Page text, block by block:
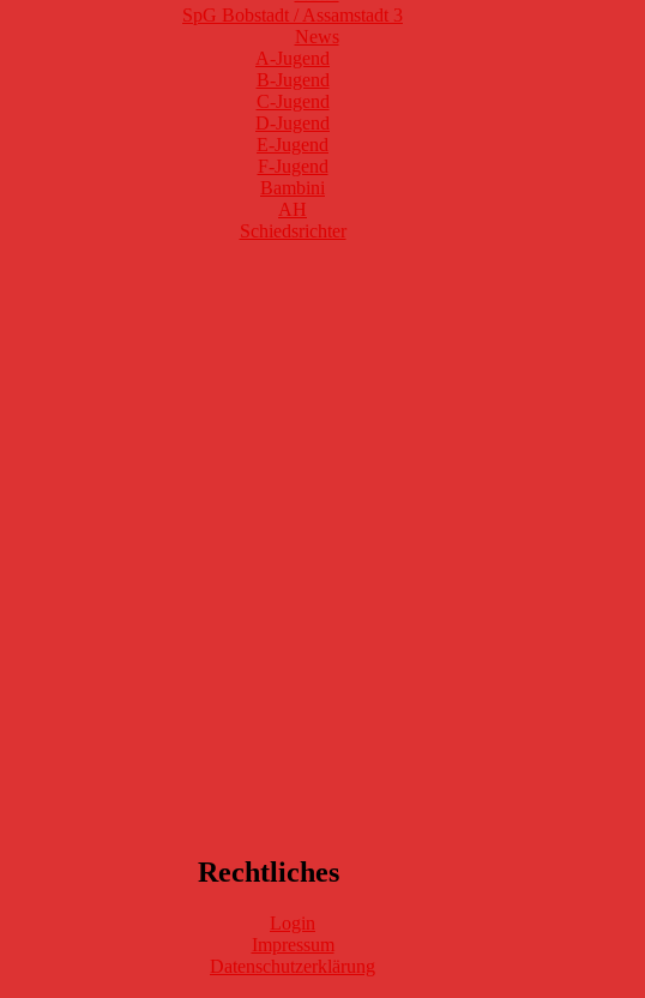
SpG Bobstadt / Assamstadt 3
News
A-Jugend
B-Jugend
C-Jugend
D-Jugend
E-Jugend
F-Jugend
Bambini
AH
Schiedsrichter
Rechtliches
Login
Impressum
Datenschutzerklärung